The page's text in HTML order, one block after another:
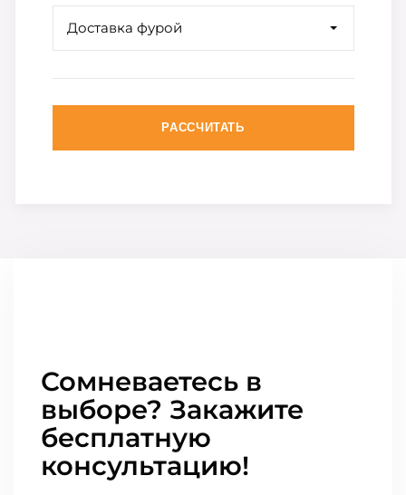
Доставка фурой
РАССЧИТАТЬ
Сомневаетесь в
выборе? Закажите
бесплатную
консультацию!